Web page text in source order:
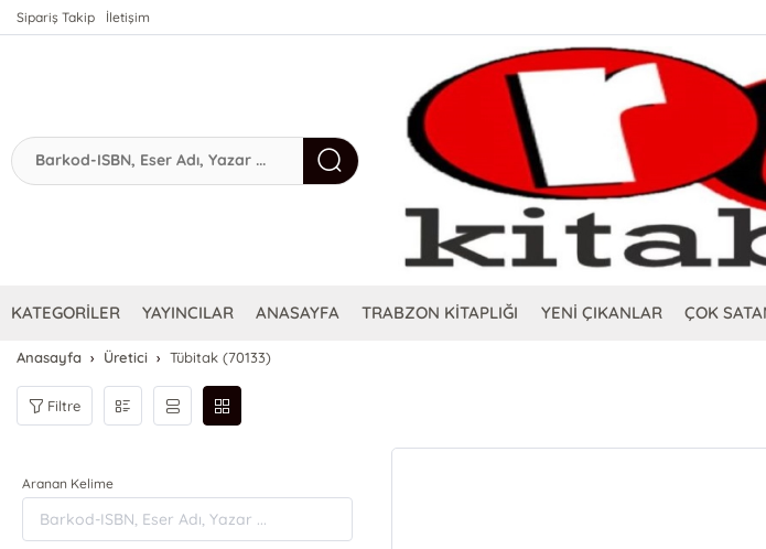
Sipariş Takip İletişim
KATEGORİLER YAYINCILAR ANASAYFA TRABZON KİTAPLIĞI YENİ ÇIKANLAR ÇOK
Anasayfa Üretici Tübitak (70133)
Filtre
Aranan Kelime